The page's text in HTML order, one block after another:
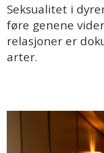
Seksualitet i
føre genene
relasjoner er
arter.